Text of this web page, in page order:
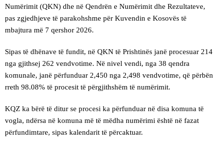
Numërimit (QKN) dhe në Qendrën e Numërimit dhe Rezultateve,
pas zgjedhjeve të parakohshme për Kuvendin e Kosovës të
mbajtura më 7 qershor 2026.
Sipas të dhënave të fundit, në QKN të Prishtinës janë procesuar 214
nga gjithsej 262 vendvotime. Në nivel vendi, nga 38 qendra
komunale, janë përfunduar 2,450 nga 2,498 vendvotime, që përbën
rreth 98.08% të procesit të përgjithshëm të numërimit.
KQZ ka bërë të ditur se procesi ka përfunduar në disa komuna të
vogla, ndërsa në komuna më të mëdha numërimi është në fazat
përfundimtare, sipas kalendarit të përcaktuar.